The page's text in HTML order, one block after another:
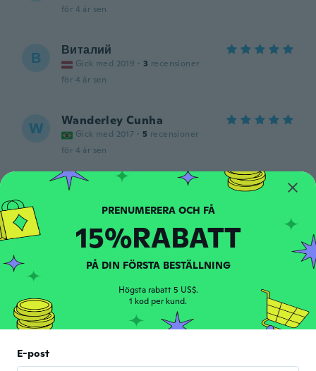
för 4 år sen
В Виталий
Gick med 2019 · 3 recensioner
för 4 år sen
W Wanderley Cunha
Gick med 2017 · 5 recensioner
för 4 år sen
Barburasa
Gick med 2017 · 34 recensioner · 1 uppladdningar
正
K Kevin
PRENUMERERA OCH FÅ
15%RABATT
PÅ DIN FÖRSTA BESTÄLLNING
Högsta rabatt 5 US$.
1 kod per kund.
E-post